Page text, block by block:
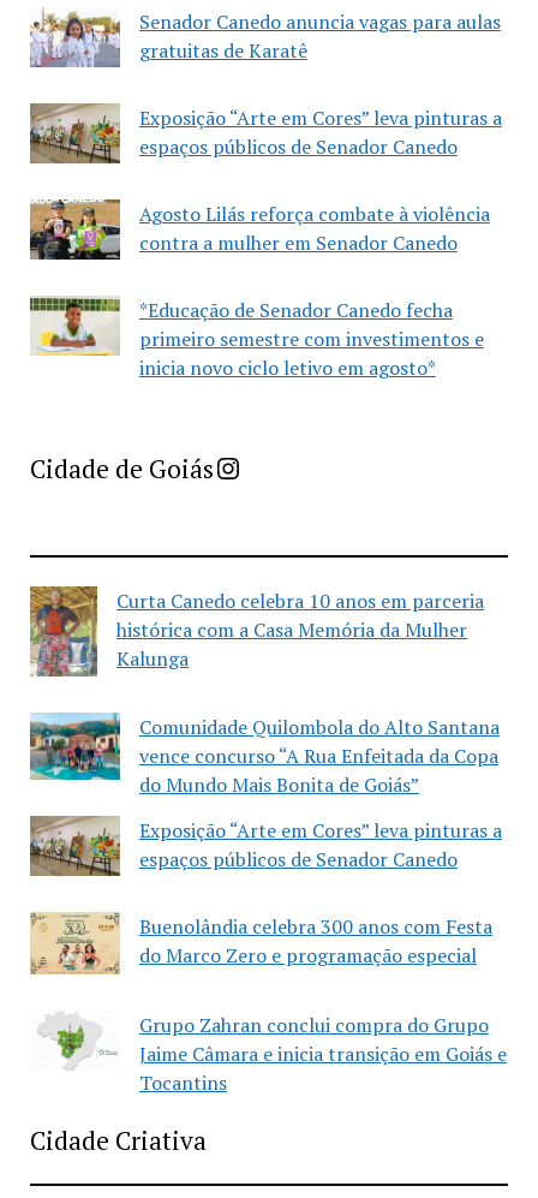
Senador Canedo anuncia vagas para aulas
gratuitas de Karatê
Exposição “Arte em Cores” leva pinturas a
espaços públicos de Senador Canedo
Agosto Lilás reforça combate à violência
contra a mulher em Senador Canedo
*Educação de Senador Canedo fecha
primeiro semestre com investimentos e
inicia novo ciclo letivo em agosto*
Cidade de GoiásImprensa Criativa da Cidade de Goiás
Curta Canedo celebra 10 anos em parceria
histórica com a Casa Memória da Mulher
Kalunga
Comunidade Quilombola do Alto Santana
vence concurso “A Rua Enfeitada da Copa
do Mundo Mais Bonita de Goiás”
Exposição “Arte em Cores” leva pinturas a
espaços públicos de Senador Canedo
Buenolândia celebra 300 anos com Festa
do Marco Zero e programação especial
Grupo Zahran conclui compra do Grupo
Jaime Câmara e inicia transição em Goiás e
Tocantins
Cidade Criativa